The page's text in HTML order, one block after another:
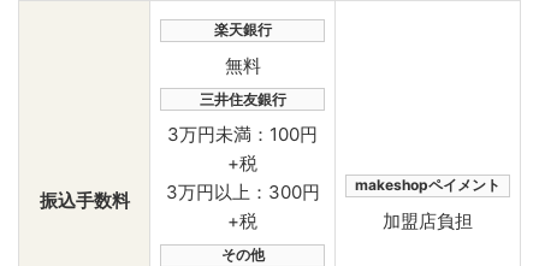
振込手数料
楽天銀行
無料
三井住友銀行
3万円未満：100円
+税
3万円以上：300円
+税
その他
makeshopペイメント
加盟店負担